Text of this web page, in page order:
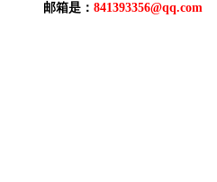
邮箱是： 841393356@qq.com